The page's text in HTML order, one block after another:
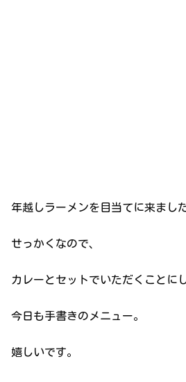
年越しラーメンを目当てに来ました
せっかくなので、
カレーとセットでいただくことに
今日も手書きのメニュー。
嬉しいです。